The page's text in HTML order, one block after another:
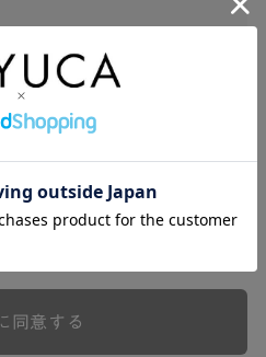
」といいます。）は、河淳株
弊社」といいます。）が提供
弊社が次条の定めに従い入会
のサービスの利用に関わる一
します。
するにあたり、本規約のほ
んに関わらず、本規約の一部
同意する